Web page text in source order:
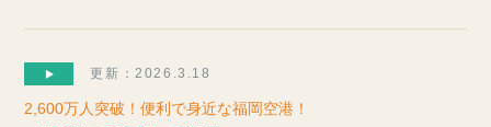
更新：2026.3.18
2,600万人突破！便利で身近な福岡空港！